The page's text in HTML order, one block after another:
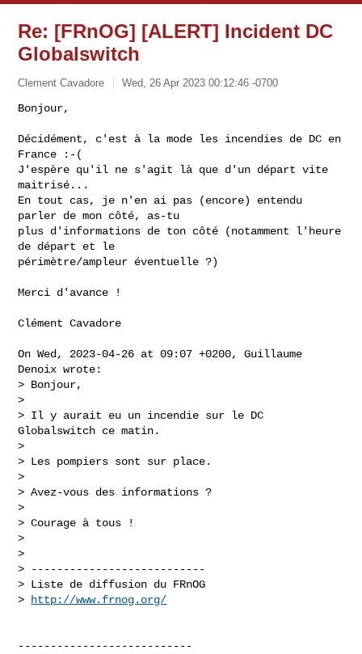
Re: [FRnOG] [ALERT] Incident DC
Globalswitch
Clement Cavadore Wed, 26 Apr 2023 00:12:46 -0700
Bonjour,
Décidément, c'est à la mode les incendies de DC en
France :-(
J'espère qu'il ne s'agit là que d'un départ vite
maitrisé...
En tout cas, je n'en ai pas (encore) entendu
parler de mon côté, as-tu
plus d'informations de ton côté (notamment l'heure
de départ et le
périmètre/ampleur éventuelle ?)
Merci d'avance !
Clément Cavadore
On Wed, 2023-04-26 at 09:07 +0200, Guillaume
Denoix wrote:
> Bonjour,
>
> Il y aurait eu un incendie sur le DC
Globalswitch ce matin.
>
> Les pompiers sont sur place.
>
> Avez-vous des informations ?
>
> Courage à tous !
>
>
> ---------------------------
> Liste de diffusion du FRnOG
>
http://www.frnog.org/
---------------------------